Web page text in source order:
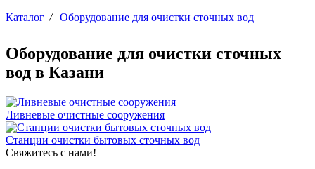
Каталог / Оборудование для очистки сточных вод
Оборудование для очистки сточных
вод в Казани
Ливневые очистные сооружения
Станции очистки бытовых сточных вод
Свяжитесь с нами!